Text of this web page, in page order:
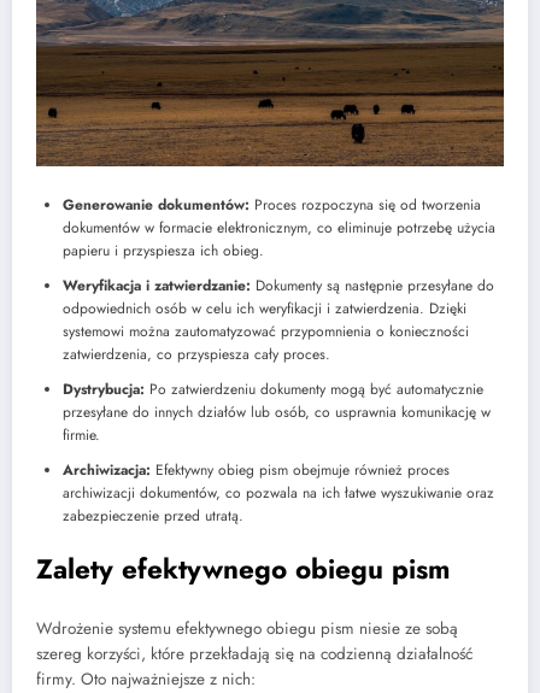
Generowanie dokumentów: Proces rozpoczyna się od tworzenia
dokumentów w formacie elektronicznym, co eliminuje potrzebę użycia
papieru i przyspiesza ich obieg.
Weryfikacja i zatwierdzanie: Dokumenty są następnie przesyłane do
odpowiednich osób w celu ich weryfikacji i zatwierdzenia. Dzięki
systemowi można zautomatyzować przypomnienia o konieczności
zatwierdzenia, co przyspiesza cały proces.
Dystrybucja: Po zatwierdzeniu dokumenty mogą być automatycznie
przesyłane do innych działów lub osób, co usprawnia komunikację w
firmie.
Archiwizacja: Efektywny obieg pism obejmuje również proces
archiwizacji dokumentów, co pozwala na ich łatwe wyszukiwanie oraz
zabezpieczenie przed utratą.
Zalety efektywnego obiegu pism
Wdrożenie systemu efektywnego obiegu pism niesie ze sobą
szereg korzyści, które przekładają się na codzienną działalność
firmy. Oto najważniejsze z nich: